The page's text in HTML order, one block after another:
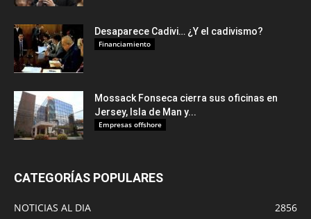
Desaparece Cadivi… ¿Y el cadivismo?
Financiamiento
Mossack Fonseca cierra sus oficinas en
Jersey, Isla de Man y...
Empresas offshore
CATEGORÍAS POPULARES
NOTICIAS AL DIA
2856